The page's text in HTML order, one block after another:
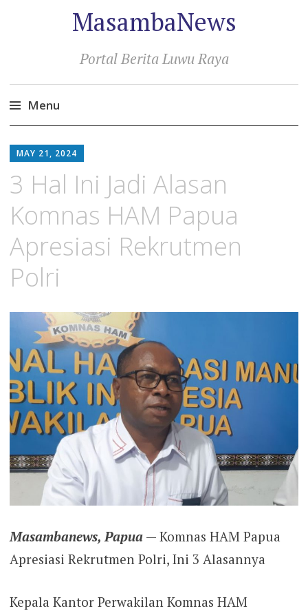
MasambaNews
Portal Berita Luwu Raya
Menu
to
MAY 21, 2024
3 Hal Ini Jadi Alasan
Komnas HAM Papua
Apresiasi Rekrutmen
Polri
Masambanews, Papua— Komnas HAM Papua
Apresiasi Rekrutmen Polri, Ini 3 Alasannya
Kepala Kantor Perwakilan Komnas HAM